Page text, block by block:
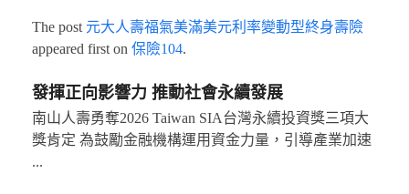
The post 元大人壽福氣美滿美元利率變動型終身壽險
appeared first on 保險104.
發揮正向影響力 推動社會永續發展
南山人壽勇奪2026 Taiwan SIA台灣永續投資獎三項大
獎肯定 為鼓勵金融機構運用資金力量，引導產業加速
...